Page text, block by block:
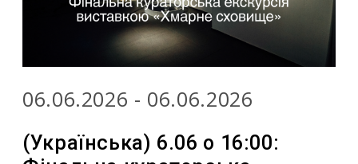
06.06.2026 - 06.06.2026
(Українська) 6.06 о 16:00: